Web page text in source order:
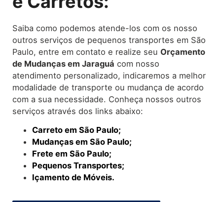
Saiba como podemos atende-los com os nosso
outros serviços de pequenos transportes em São
Paulo, entre em contato e realize seu Orçamento
de Mudanças em Jaraguá com nosso
atendimento personalizado, indicaremos a melhor
modalidade de transporte ou mudança de acordo
com a sua necessidade. Conheça nossos outros
serviços através dos links abaixo:
Carreto em São Paulo;
Mudanças em São Paulo;
Frete em São Paulo;
Pequenos Transportes;
Içamento de Móveis.